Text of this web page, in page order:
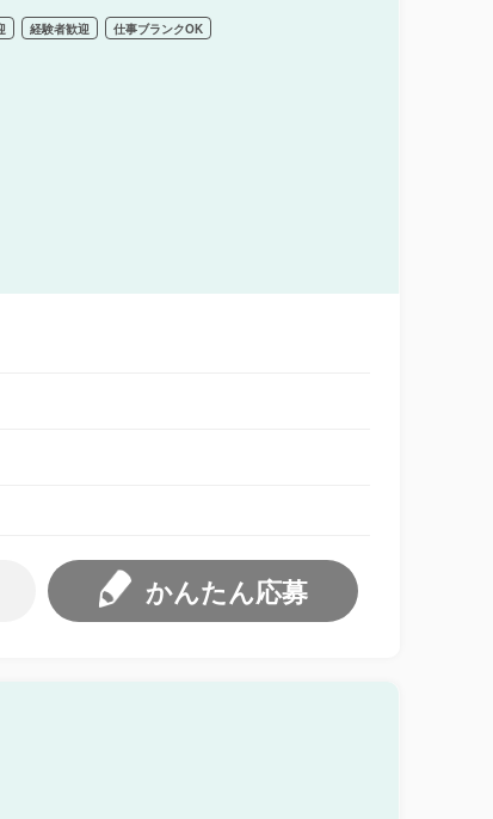
経験者歓迎 仕事ブランクOK
かんたん応募